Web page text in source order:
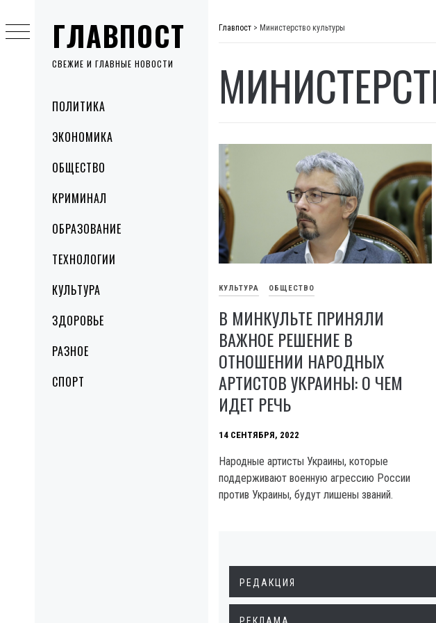
ГЛАВПОСТ
СВЕЖИЕ И ГЛАВНЫЕ НОВОСТИ
MenuПОЛИТИКА
ЭКОНОМИКА
ОБЩЕСТВО
КРИМИНАЛ
ОБРАЗОВАНИЕ
ТЕХНОЛОГИИ
КУЛЬТУРА
ЗДОРОВЬЕ
РАЗНОЕ
СПОРТ
to
content
Главпост > Министерство культуры
КУЛЬТУРА ОБЩЕСТВО
В МИНКУЛЬТЕ ПРИНЯЛИ
ВАЖНОЕ РЕШЕНИЕ В
ОТНОШЕНИИ НАРОДНЫХ
АРТИСТОВ УКРАИНЫ: О ЧЕМ
ИДЕТ РЕЧЬ
14 СЕНТЯБРЯ, 2022
Народные артисты Украины, которые
поддерживают военную агрессию России
против Украины, будут лишены званий.
РЕДАКЦИЯ
РЕКЛАМА